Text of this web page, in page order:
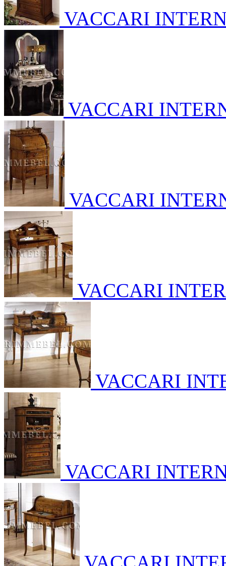
VACCARI
VACCARI
VACCARI
VACCARI
VACCARI
VACCARI